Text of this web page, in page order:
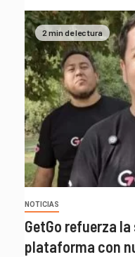
2 min de lectura
NOTICIAS
GetGo refuerza
plataforma con